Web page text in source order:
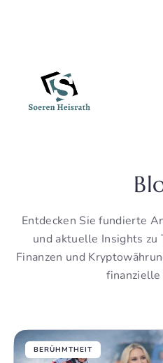
springen
Entdecken Sie fundierte
und aktuelle Insights zu
Finanzen und
finanzielle
BERÜHMTHEIT